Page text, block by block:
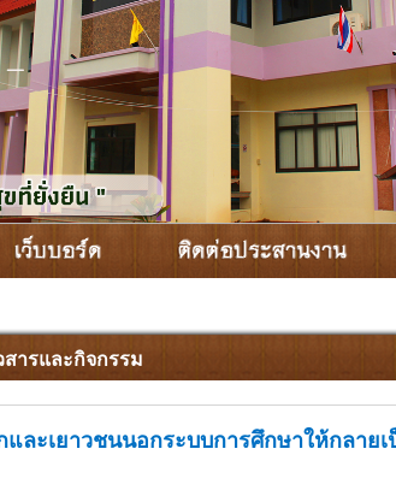
สารและกิจกรรม
ะเยาวชนนอกระบบการศึกษาให้กลายเ